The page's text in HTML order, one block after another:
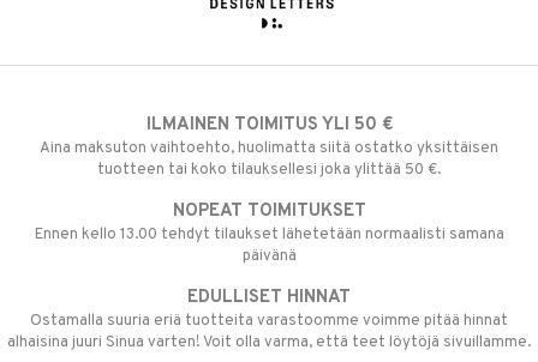
ILMAINEN TOIMITUS YLI 50 €
Aina maksuton vaihtoehto, huolimatta siitä ostatko yksittäisen
tuotteen tai koko tilauksellesi joka ylittää 50 €.
NOPEAT TOIMITUKSET
Ennen kello 13.00 tehdyt tilaukset lähetetään normaalisti samana
päivänä
EDULLISET HINNAT
Ostamalla suuria eriä tuotteita varastoomme voimme pitää hinnat
alhaisina juuri Sinua varten! Voit olla varma, että teet löytöjä sivuillamme.